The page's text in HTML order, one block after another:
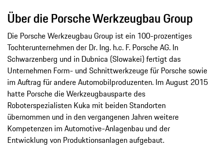
Über die Porsche Werkzeugbau Group
Die Porsche Werkzeugbau Group ist ein 100-prozentiges
Tochterunternehmen der Dr. Ing. h.c. F. Porsche AG. In
Schwarzenberg und in Dubnica (Slowakei) fertigt das
Unternehmen Form- und Schnittwerkzeuge für Porsche sowie
im Auftrag für andere Automobilproduzenten. Im August 2015
hatte Porsche die Werkzeugbausparte des
Roboterspezialisten Kuka mit beiden Standorten
übernommen und in den vergangenen Jahren weitere
Kompetenzen im Automotive-Anlagenbau und der
Entwicklung von Produktionsanlagen aufgebaut.